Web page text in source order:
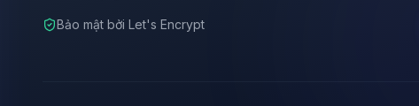
Bảo mật bởi Let's Encrypt